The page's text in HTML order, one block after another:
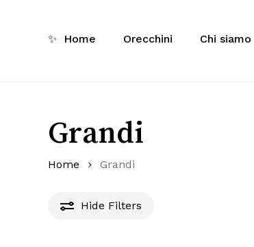
✨ Home Orecchini Chi siamo
Grandi
Home Grandi
Hide Filters